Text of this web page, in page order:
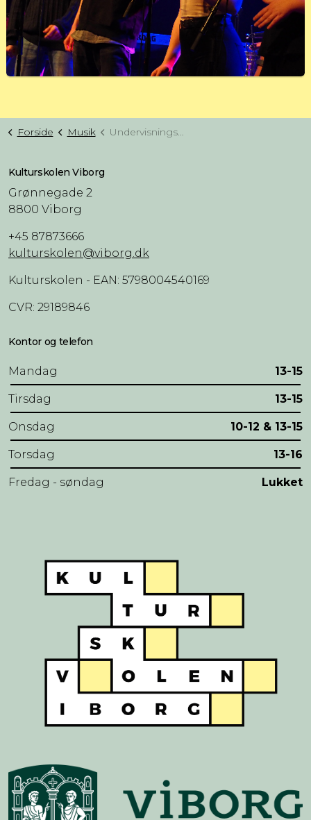
Forside Musik Undervisningstilbud musik (NIV. 2)
Kulturskolen Viborg
Grønnegade 2
8800 Viborg
+45 87873666
kulturskolen@viborg.dk
Kulturskolen - EAN: 5798004540169
CVR: 29189846
Kontor og telefon
Mandag 13-15
Tirsdag 13-15
Onsdag 10-12 & 13-15
Torsdag 13-16
Fredag - søndag Lukket